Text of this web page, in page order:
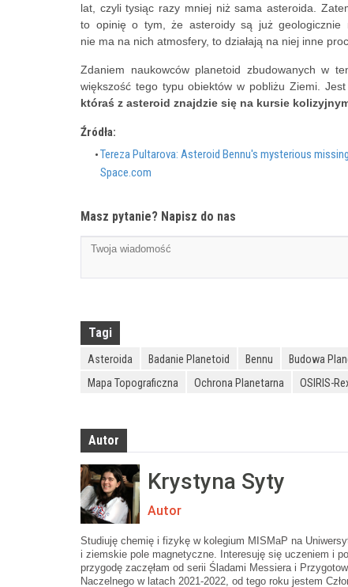
lat, czyli tysiąc razy mniej niż sama asteroida.
to opinię o tym, że asteroidy są już geologicznie
nie ma na nich atmosfery, to działają na niej inne
Zdaniem naukowców planetoid zbudowanych w
większość tego typu obiektów w pobliżu Ziemi.
któraś z asteroid znajdzie się na kursie
Źródła:
Tereza Pultarova: Asteroid Bennu's mysterious
Space.com
Masz pytanie? Napisz do nas
Tagi
Asteroida Badanie Planetoid Bennu Budowa
Mapa Topograficzna
Ochrona Planetarna OSIRIS-
Autor
Krystyna Syty
Autor
Studiuję chemię i fizykę w kolegium MISMaP na
i ziemskie pole magnetyczne. Interesuję się uczeniem i
przygodę zaczęłam od serii Śladami Messiera i
Naczelnego w latach 2021-2022, od tego roku jestem